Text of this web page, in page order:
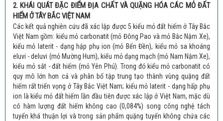
2. KHÁI QUÁT ĐẶC ĐIỂM ĐỊA CHẤT VÀ QUẶNG HÓA CÁC MỎ ĐẤT
HIẾM Ở TÂY BẮC VIỆT NAM
Các kết quả nghiên cứu đã xác lập được 5 kiểu mỏ đất hiếm ở Tây Bắc
Việt Nam gồm: kiểu mỏ carbonatit (mỏ Đông Pao và mỏ Bắc Nậm Xe),
kiểu mỏ laterit - dạng hập phụ ion (mỏ Bến Đền), kiểu mỏ sa khoáng
eluvi - deluvi (mỏ Mường Hum), kiểu mỏ dạng mạch (mỏ Nam Nậm Xe),
kiểu mỏ sắt - đất hiếm (mỏ Yên Phú). Trong đó kiểu mỏ carbonatit có
quy mô lớn hơn cả và phân bố tập trung tạo thành vùng quặng đất
hiếm rất triển vọng ở Tây Bắc Việt Nam; kiểu mỏ laterit - dạng hấp phụ
ion là kiểu mỏ đất hiếm lần đầu tiên được xác lập ở Việt Nam, mặc dù
có hàm lượng đất hiếm không cao (0,084%) song công nghệ tách
tuyển khá thuận lợi và trong sản phẩm quặng tuyển không chứa các